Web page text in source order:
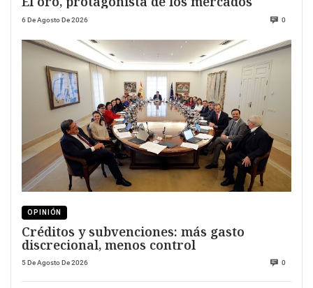
6 De Agosto De 2026 0
OPINIÓN
Créditos y subvenciones: más gasto
discrecional, menos control
5 De Agosto De 2026 0